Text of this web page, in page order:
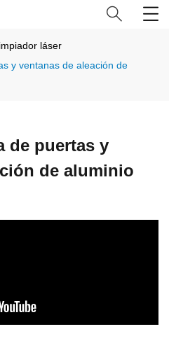
láser
y ventanas de aleación de
de puertas y
de aluminio